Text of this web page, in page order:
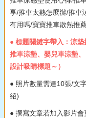
享/推車太熱怎麼辦/推車
有用嗎/寶寶推車散熱推
● 標題關鍵字帶入：涼
推車涼墊、嬰兒車涼墊
設計吸睛標題～）
● 照片數量需達10張/文
紹)
● 撰寫文章若加入影片會